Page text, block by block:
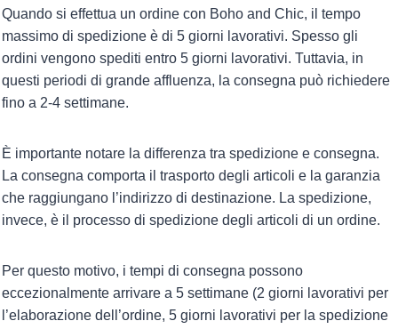
Quando si effettua un ordine con Boho and Chic, il tempo
massimo di spedizione è di 5 giorni lavorativi. Spesso gli
ordini vengono spediti entro 5 giorni lavorativi. Tuttavia, in
questi periodi di grande affluenza, la consegna può richiedere
fino a 2-4 settimane.
È importante notare la differenza tra spedizione e consegna.
La consegna comporta il trasporto degli articoli e la garanzia
che raggiungano l’indirizzo di destinazione. La spedizione,
invece, è il processo di spedizione degli articoli di un ordine.
Per questo motivo, i tempi di consegna possono
eccezionalmente arrivare a 5 settimane (2 giorni lavorativi per
l’elaborazione dell’ordine, 5 giorni lavorativi per la spedizione